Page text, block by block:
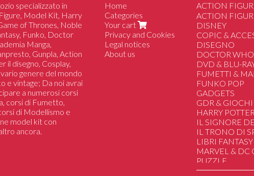
specializzato in
Model Kit, Harry
of Thrones, Noble
Funko, Doctor
Manga,
Gunpla, Action
il disegno, Cosplay,
genere del mondo
e vintage; Da noi avrai
a numerosi corsi
corsi di Fumetto,
di Modellismo e
model kit con
ancora.
Home
Categories
Your cart
Privacy and Cookies
Legal notices
About us
ACTION
Altri
DC/Marvel/
Disney
Manga/Anime/
Film/Serie Tv/
ACTION
DISNEY
COPIC &
DISEGNO
DOCTOR WHO
DVD & BLU-
FUMETTI &
FUNKO POP
GADGETS
GDR &
HARRY POTTER
IL SIGNORE
IL TRONO DI
LIBRI FANTASY
MARVEL & DC
PUZZLE
SAILOR MOON